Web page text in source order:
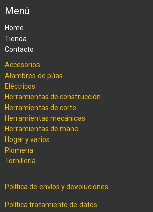
Menú
Home
Tienda
Contacto
Accesorios
Alambres de púas
Eléctricos
Herramientas de construcción
Herramientas de corte
Herramientas mecánicas
Herramientas de mano
Hogar y varios
Plomería
Tornillería
Política de envíos y devoluciones
Política tratamiento de datos